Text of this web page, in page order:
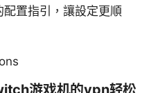
置指引，讓設定更順